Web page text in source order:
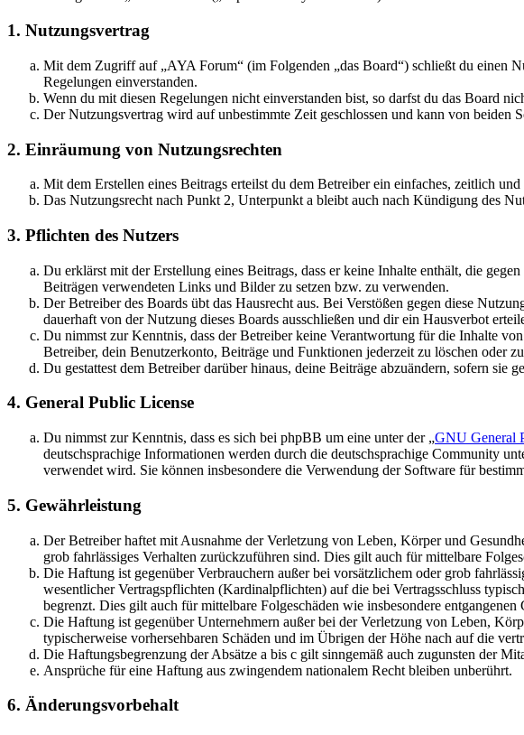
1. Nutzungsvertrag
Mit dem Zugriff auf „AYA Forum“ (im Folgenden „das Board“) schließt du einen
Regelungen einverstanden.
Wenn du mit diesen Regelungen nicht einverstanden bist, so darfst du das Board
Der Nutzungsvertrag wird auf unbestimmte Zeit geschlossen und kann von beiden
2. Einräumung von Nutzungsrechten
Mit dem Erstellen eines Beitrags erteilst du dem Betreiber ein einfaches, zeitlich
Das Nutzungsrecht nach Punkt 2, Unterpunkt a bleibt auch nach Kündigung des
3. Pflichten des Nutzers
Du erklärst mit der Erstellung eines Beitrags, dass er keine Inhalte enthält, die
Beiträgen verwendeten Links und Bilder zu setzen bzw. zu verwenden.
Der Betreiber des Boards übt das Hausrecht aus. Bei Verstößen gegen diese
dauerhaft von der Nutzung dieses Boards ausschließen und dir ein Hausverbot
Du nimmst zur Kenntnis, dass der Betreiber keine Verantwortung für die Inhalte
Betreiber, dein Benutzerkonto, Beiträge und Funktionen jederzeit zu löschen oder
Du gestattest dem Betreiber darüber hinaus, deine Beiträge abzuändern, sofern sie
4. General Public License
Du nimmst zur Kenntnis, dass es sich bei phpBB um eine unter der „GNU General
deutschsprachige Informationen werden durch die deutschsprachige Community
verwendet wird. Sie können insbesondere die Verwendung der Software für
5. Gewährleistung
Der Betreiber haftet mit Ausnahme der Verletzung von Leben, Körper und
grob fahrlässiges Verhalten zurückzuführen sind. Dies gilt auch für mittelbare
Die Haftung ist gegenüber Verbrauchern außer bei vorsätzlichem oder grob
wesentlicher Vertragspflichten (Kardinalpflichten) auf die bei Vertragsschluss
begrenzt. Dies gilt auch für mittelbare Folgeschäden wie insbesondere entgangenen
Die Haftung ist gegenüber Unternehmern außer bei der Verletzung von Leben,
typischerweise vorhersehbaren Schäden und im Übrigen der Höhe nach auf die
Die Haftungsbegrenzung der Absätze a bis c gilt sinngemäß auch zugunsten der
Ansprüche für eine Haftung aus zwingendem nationalem Recht bleiben unberührt.
6. Änderungsvorbehalt